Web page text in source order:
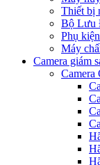
Thiết bị
Bộ Lưu
Phụ
Máy
Camera giám
Camera